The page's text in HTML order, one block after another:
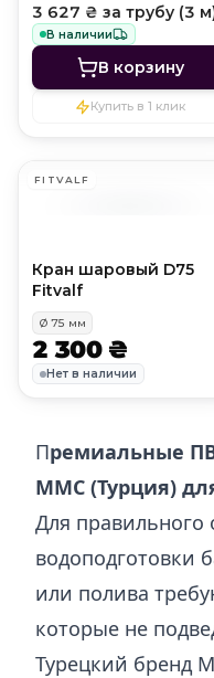
3 627 ₴ за трубу (3
В наличии
В корзину
Купить в 1 клик
FITVALF
Кран шаровый D75
Fitvalf
Ø 75 мм
2 300 ₴
Нет в наличии
Премиальные
MMC (Турция)
Для правильного
водоподготовки
или полива
которые не
Турецкий бренд